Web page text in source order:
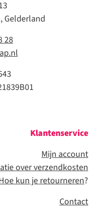
Gelderland
28
Klantenservice
Mijn account
over verzendkosten
kun je retourneren?
Contact